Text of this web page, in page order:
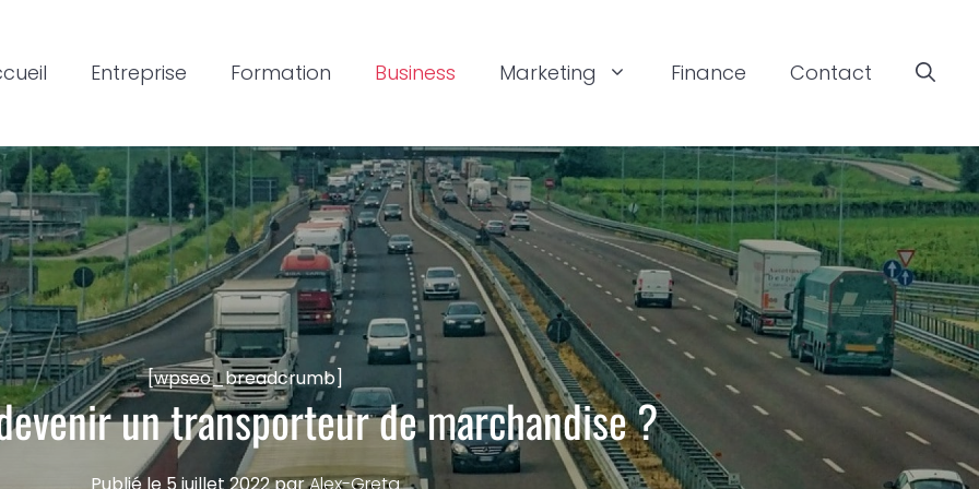
Entreprise Formation Business Marketing Finance Contact
[wpseo_breadcrumb]
un transporteur de marchandise ?
Publié le 5 juillet 2022parAlex-Greta